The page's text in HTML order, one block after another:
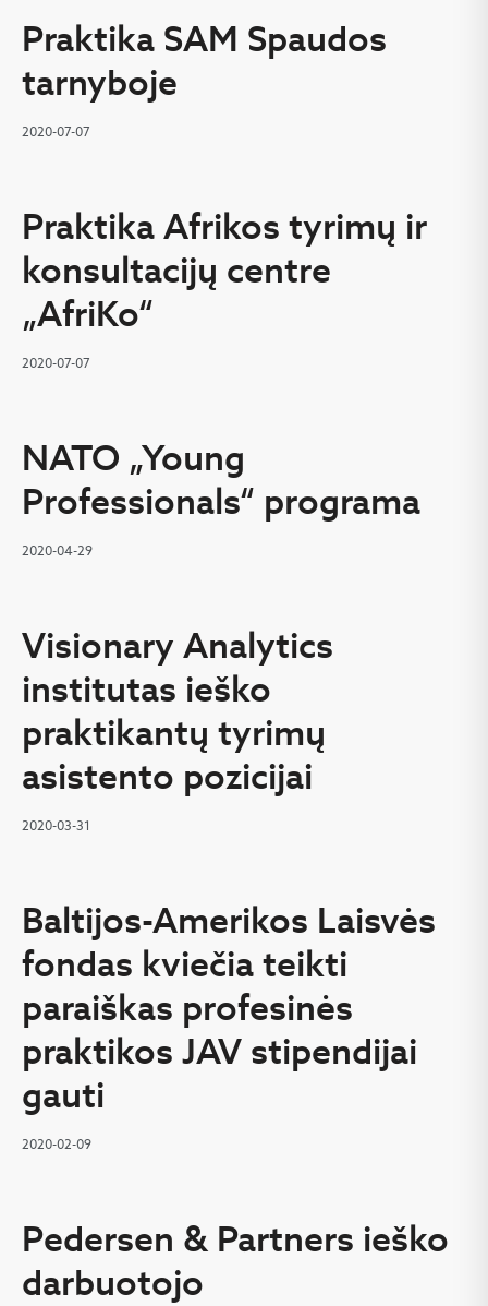
Praktika SAM Spaudos
tarnyboje
2020-07-07
Praktika Afrikos tyrimų ir
konsultacijų centre
„AfriKo“
2020-07-07
NATO „Young
Professionals“ programa
2020-04-29
Visionary Analytics
institutas ieško
praktikantų tyrimų
asistento pozicijai
2020-03-31
Baltijos-Amerikos Laisvės
fondas kviečia teikti
paraiškas profesinės
praktikos JAV stipendijai
gauti
2020-02-09
Pedersen & Partners ieško
darbuotojo